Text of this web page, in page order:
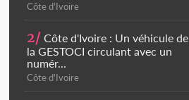
Côte d'Ivoire
2/ Côte d'Ivoire : Un véhicule de
la GESTOCI circulant avec un
numér...
Côte d'Ivoire